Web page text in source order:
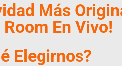
Más
Room En Vivo!
Elegirnos?